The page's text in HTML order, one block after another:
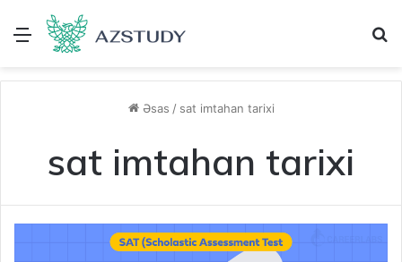
Menu
Əsas / sat imtahan tarixi
sat imtahan tarixi